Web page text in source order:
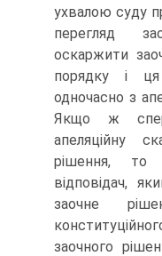
ухвалою суду
перегляд
оскаржити
порядку і
одночасно з
Якщо ж
апеляційну
рішення, то
відповідач,
заочне
заочного